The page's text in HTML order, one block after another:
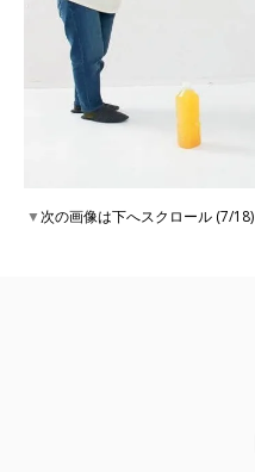
▼次の画像は下へスクロール (7/18)